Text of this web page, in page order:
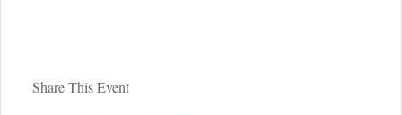
Share This Event